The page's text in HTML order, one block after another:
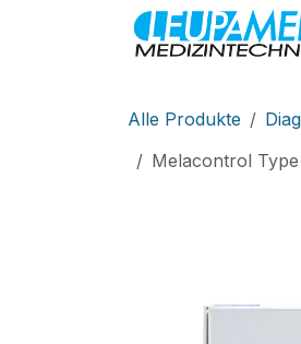
Zum Inhalt springen
Alle Produkte
Melacontrol